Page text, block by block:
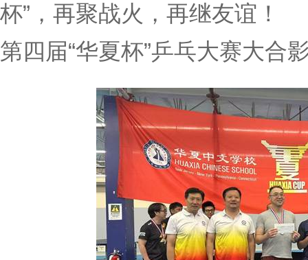
杯”，再聚战火，再继友谊！
第四届“华夏杯”乒乓大赛大合